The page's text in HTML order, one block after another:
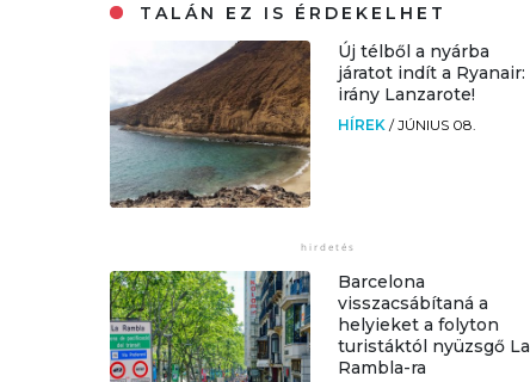
TALÁN EZ IS ÉRDEKELHET
Új télből a nyárba
járatot indít a Ryanair:
irány Lanzarote!
HÍREK/JÚNIUS 08.
Barcelona
visszacsábítaná a
helyieket a folyton
turistáktól nyüzsgő La
Rambla-ra